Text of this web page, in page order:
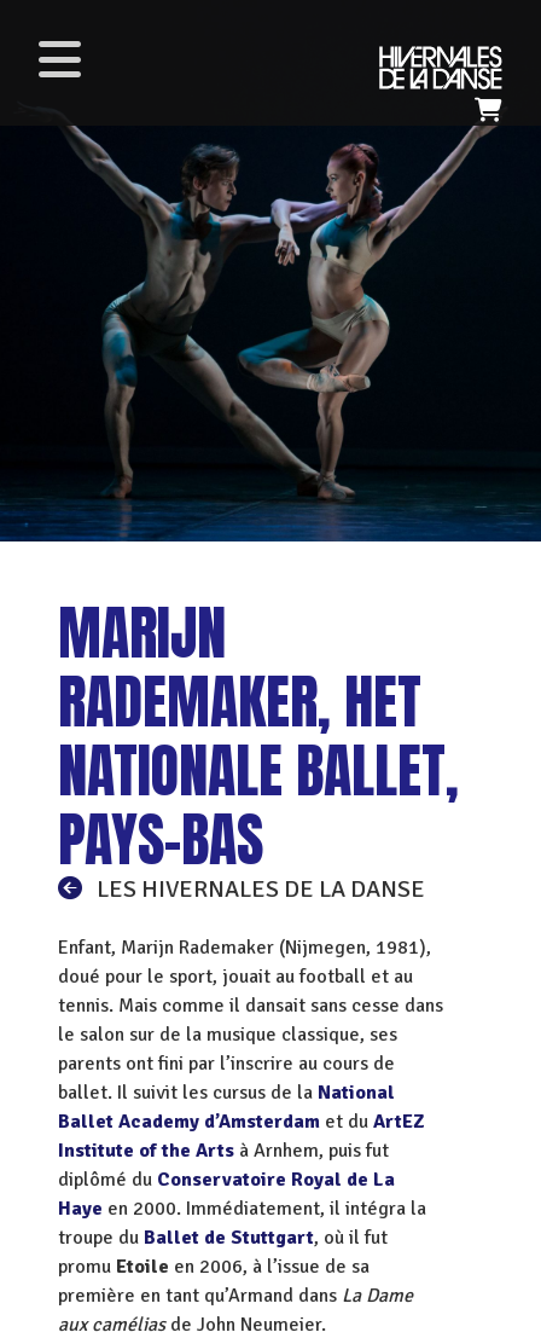
MARIJN
RADEMAKER, HET
NATIONALE BALLET,
PAYS-BAS
LES HIVERNALES DE LA DANSE
Enfant, Marijn Rademaker (Nijmegen, 1981),
doué pour le sport, jouait au football et au
tennis. Mais comme il dansait sans cesse dans
le salon sur de la musique classique, ses
parents ont fini par l’inscrire au cours de
ballet. Il suivit les cursus de la National
Ballet Academy d’Amsterdam et du ArtEZ
Institute of the Arts à Arnhem, puis fut
diplômé du Conservatoire Royal de La
Haye en 2000. Immédiatement, il intégra la
troupe du Ballet de Stuttgart, où il fut
promu Etoile en 2006, à l’issue de sa
première en tant qu’Armand dans La Dame
aux caméliasde John Neumeier.